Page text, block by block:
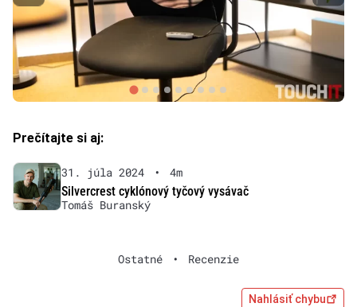
Prečítajte si aj:
31. júla 2024 •
4m
Silvercrest cyklónový tyčový vysávač
Tomáš Buranský
Ostatné • Recenzie
Nahlásiť chybu